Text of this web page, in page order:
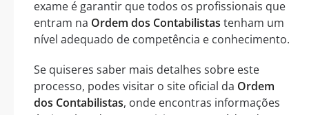
exame é garantir que todos os profissionais que
entram na Ordem dos Contabilistas tenham um
nível adequado de competência e conhecimento.
Se quiseres saber mais detalhes sobre este
processo, podes visitar o site oficial da Ordem
dos Contabilistas, onde encontras informações